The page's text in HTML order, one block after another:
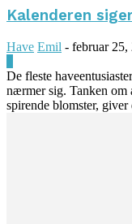
Kalenderen
Have Emil - februar 25,
De fleste
nærmer sig. Tanken om
spirende blomster, giver